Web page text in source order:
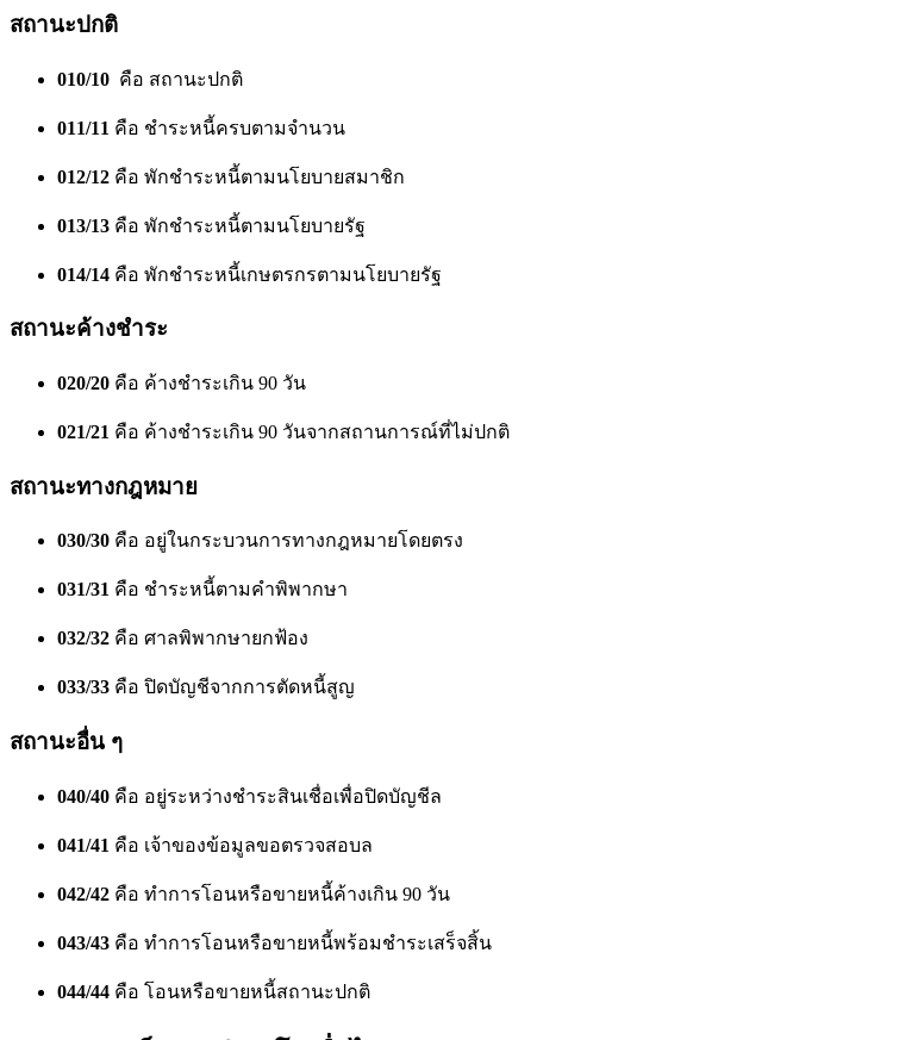
สถานะปกติ
010/10 คือ สถานะปกติ
011/11 คือ ชำระหนี้ครบตามจำนวน
012/12 คือ พักชำระหนี้ตามนโยบายสมาชิก
013/13 คือ พักชำระหนี้ตามนโยบายรัฐ
014/14 คือ พักชำระหนี้เกษตรกรตามนโยบายรัฐ
สถานะค้างชำระ
020/20 คือ ค้างชำระเกิน 90 วัน
021/21 คือ ค้างชำระเกิน 90 วันจากสถานการณ์ที่ไม่ปกติ
สถานะทางกฎหมาย
030/30 คือ อยู่ในกระบวนการทางกฎหมายโดยตรง
031/31 คือ ชำระหนี้ตามคำพิพากษา
032/32 คือ ศาลพิพากษายกฟ้อง
033/33 คือ ปิดบัญชีจากการตัดหนี้สูญ
สถานะอื่น ๆ
040/40 คือ อยู่ระหว่างชำระสินเชื่อเพื่อปิดบัญชีล
041/41 คือ เจ้าของข้อมูลขอตรวจสอบล
042/42 คือ ทำการโอนหรือขายหนี้ค้างเกิน 90 วัน
043/43 คือ ทำการโอนหรือขายหนี้พร้อมชำระเสร็จสิ้น
044/44 คือ โอนหรือขายหนี้สถานะปกติ